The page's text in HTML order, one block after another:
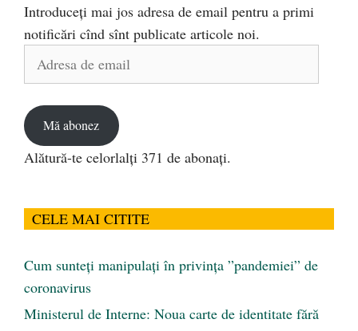
Introduceți mai jos adresa de email pentru a primi
notificări cînd sînt publicate articole noi.
Mă abonez
Alătură-te celorlalți 371 de abonați.
CELE MAI CITITE
Cum sunteți manipulați în privința ”pandemiei” de
coronavirus
Ministerul de Interne: Noua carte de identitate fără